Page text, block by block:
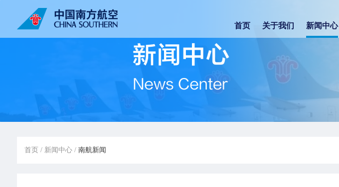
首页
关于我们 新闻中心
首页 / 新闻中心/ 南航新闻